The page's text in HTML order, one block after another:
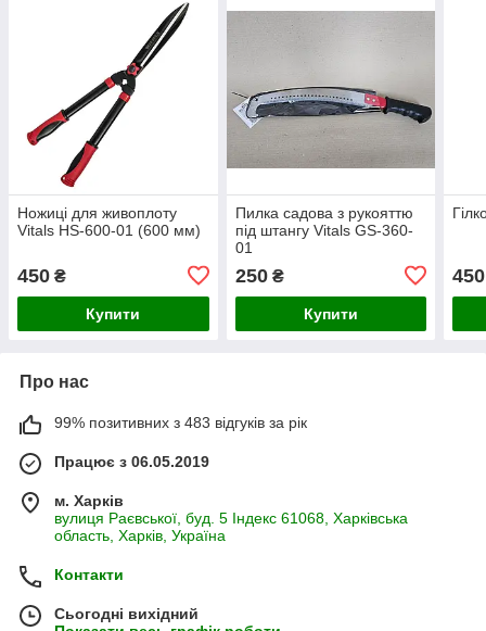
Ножиці для живоплоту
Vitals HS-600-01 (600 мм)
450 ₴
Купити
Пилка садова з рукояттю
під штангу Vitals GS-360-
01
250₴
Купити
450
Про нас
99% позитивних з 483 відгуків за рік
Працює з 06.05.2019
м. Харків
вулиця Раєвської, буд. 5 Індекс 61068, Харківська
область, Харків, Україна
Контакти
Сьогодні вихідний